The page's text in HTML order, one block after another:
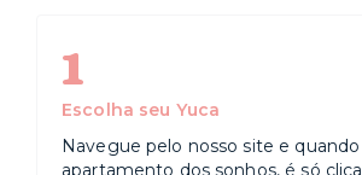
1
Escolha seu Yuca
Navegue pelo nosso site e quando
apartamento dos sonhos, é só